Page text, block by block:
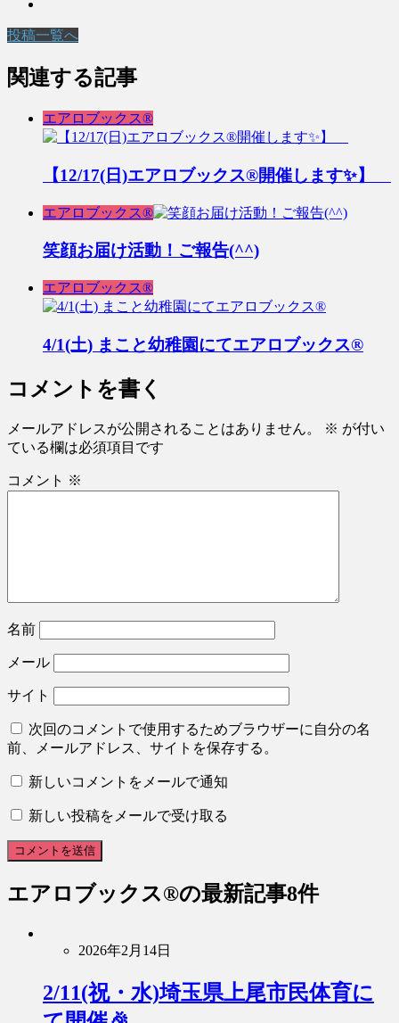
投稿一覧へ
関連する記事
エアロブックス®︎
【12/17(日)エアロブックス®︎開催します✨】
エアロブックス®︎
笑顔お届け活動！ご報告(^^)
エアロブックス®︎
4/1(土) まこと幼稚園にてエアロブックス®︎
コメントを書く
メールアドレスが公開されることはありません。 ※ が付い
ている欄は必須項目です
コメント ※
名前
メール
サイト
次回のコメントで使用するためブラウザーに自分の名
前、メールアドレス、サイトを保存する。
新しいコメントをメールで通知
新しい投稿をメールで受け取る
エアロブックス®︎の最新記事8件
2026年2月14日
2/11(祝・水)埼玉県上尾市民体育に